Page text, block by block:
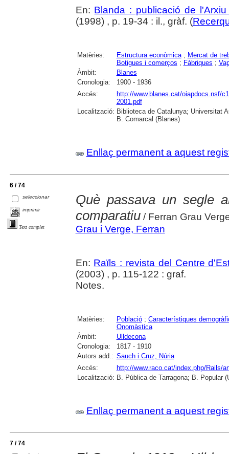
En: Blanda : publicació de
(1998) , p. 19-34 : il., gràf. (
Matèries: Estructura econòmica; Mercat de
Botigues i comerços ; Fàbriques ;
Àmbit:
Blanes
Cronologia:
1900 - 1936
Accés:
http://www.blanes.cat/oiapdocs.nsf/
2001.pdf
Localització: Biblioteca de Catalunya; Universitat
B. Comarcal (Blanes)
Enllaç permanent a aquest
6 / 74
seleccionar
imprimir
Text complet
Què passava un segle
comparatiu/ Ferran Grau
Grau i Verge, Ferran
En: Raïls : revista del Centre
(2003) , p. 115-122 : graf.
Notes.
Matèries: Població; Característiques
Onomàstica
Àmbit:
Ulldecona
Cronologia:
1817 - 1910
Autors add.: Sauch i Cruz, Núria
Accés:
http://www.raco.cat/index.php/Rails/
Localització: B. Pública de Tarragona; B. Popular
Enllaç permanent a aquest
7 / 74